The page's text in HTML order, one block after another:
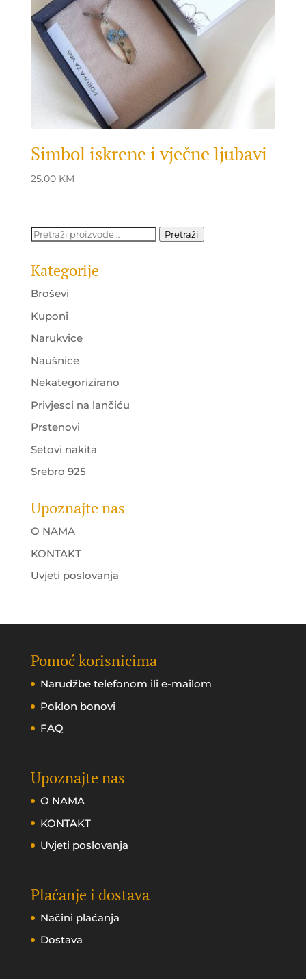
Simbol iskrene i vječne ljubavi
25.00 KM
Pretraži: Pretraži
Kategorije
Broševi
Kuponi
Narukvice
Naušnice
Nekategorizirano
Privjesci na lančiću
Prstenovi
Setovi nakita
Srebro 925
Upoznajte nas
O NAMA
KONTAKT
Uvjeti poslovanja
Pomoć korisnicima
Narudžbe telefonom ili e-mailom
Poklon bonovi
FAQ
Upoznajte nas
O NAMA
KONTAKT
Uvjeti poslovanja
Plaćanje i dostava
Načini plaćanja
Dostava